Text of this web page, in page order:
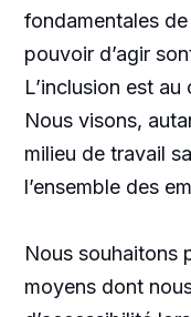
fondamentales
pouvoir d’agir
L’inclusion est
Nous visons,
milieu de travail
l’ensemble des
Nous souhaitons
moyens dont